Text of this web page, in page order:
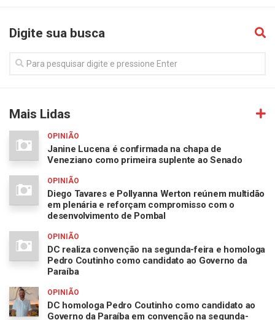
Digite sua busca
Mais Lidas
OPINIÃO
Janine Lucena é confirmada na chapa de
Veneziano como primeira suplente ao Senado
OPINIÃO
Diego Tavares e Pollyanna Werton reúnem multidão
em plenária e reforçam compromisso com o
desenvolvimento de Pombal
OPINIÃO
DC realiza convenção na segunda-feira e homologa
Pedro Coutinho como candidato ao Governo da
Paraíba
OPINIÃO
DC homologa Pedro Coutinho como candidato ao
Governo da Paraíba em convenção na segunda-